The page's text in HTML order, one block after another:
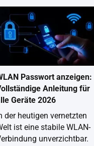
Passwort anzeigen:
Anleitung für
Geräte 2026
der heutigen vernetzten
ist eine stabile WLAN-
unverzichtbar.